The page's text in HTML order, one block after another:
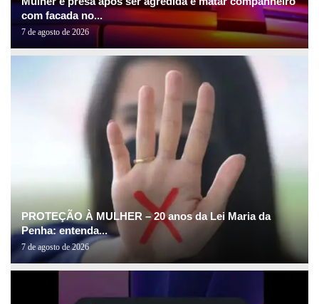
com facada no...
7 de agosto de 2026
PROTEÇÃO À MULHER – 20 anos da Lei Maria da
Penha: entenda...
7 de agosto de 2026